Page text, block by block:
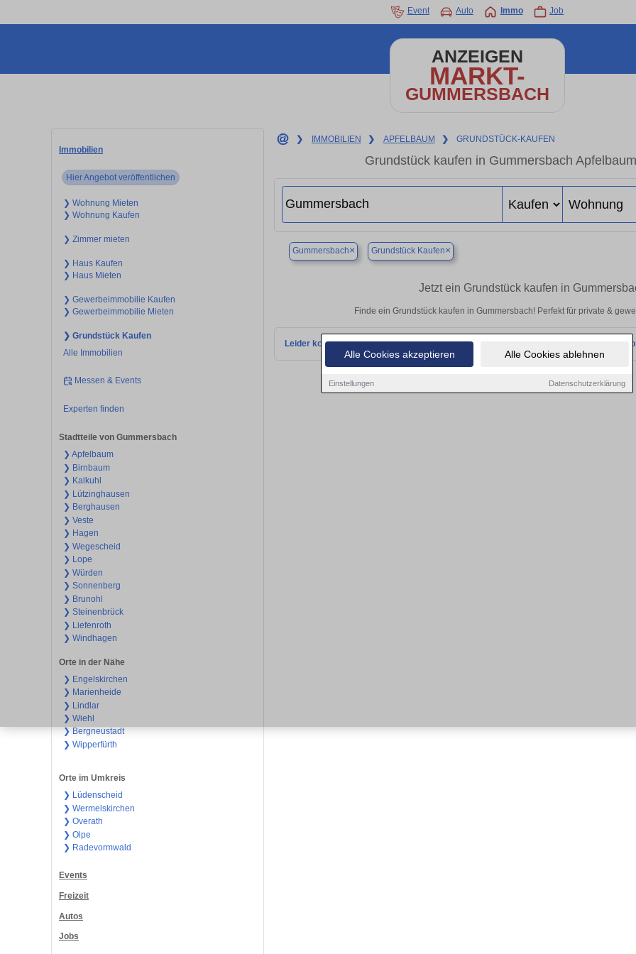
Alle Cookies akzeptieren Alle Cookies ablehnen
Einstellungen Datenschutzerklärung
Event Auto Immo Job
ANZEIGEN
MARKT-
GUMMERSBACH
Immobilien
Hier Angebot veröffentlichen
❯ Wohnung Mieten
❯ Wohnung Kaufen
❯ Zimmer mieten
❯ Haus Kaufen
❯ Haus Mieten
❯ Gewerbeimmobilie Kaufen
❯ Gewerbeimmobilie Mieten
❯ Grundstück Kaufen
Alle Immobilien
Messen & Events
Experten finden
Stadtteile von Gummersbach
❯ Apfelbaum
❯ Birnbaum
❯ Kalkuhl
❯ Lützinghausen
❯ Berghausen
❯ Veste
❯ Hagen
❯ Wegescheid
❯ Lope
❯ Würden
❯ Sonnenberg
❯ Brunohl
❯ Steinenbrück
❯ Liefenroth
❯ Windhagen
Orte in der Nähe
❯ Engelskirchen
❯ Marienheide
❯ Lindlar
❯ Wiehl
❯ Bergneustadt
❯ Wipperfürth
Orte im Umkreis
❯ Lüdenscheid
❯ Wermelskirchen
❯ Overath
❯ Olpe
❯ Radevormwald
Events
Freizeit
Autos
Jobs
❯ IMMOBILIEN ❯ APFELBAUM ❯ GRUNDSTÜCK-KAUFEN
Grundstück kaufen in Gummersbach
Gummersbach× Grundstück Kaufen×
Jetzt ein Grundstück kaufen in
Finde ein Grundstück kaufen in Gummersbach! Perfekt für private &
Leider konnten wir derzeit keine passenden Objekte finden. Schauen Sie bald wieder